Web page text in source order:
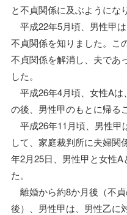
と不貞関係に及ぶようにな
平成22年5月頃、男性甲
不貞関係を知りました。こ
不貞関係を解消し、夫であ
した。
平成26年4月頃、女性Aは
の後、男性甲のもとに帰る
平成26年11月頃、男性甲
して、家庭裁判所に夫婦関
年2月25日、男性甲と女性
た。
離婚から約8か月後（不
後）、男性甲は、男性乙に